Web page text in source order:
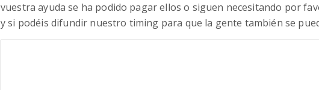
vuestra ayuda se ha podido pagar ellos o siguen necesitando por
y si podéis difundir nuestro timing para que la gente también se